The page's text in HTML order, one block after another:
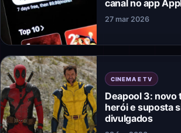
canal no app
27 mar 2026
CINEMA E TV
Deapool 3: novo
herói e suposta
divulgados